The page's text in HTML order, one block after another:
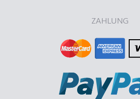
ZAHLUNG